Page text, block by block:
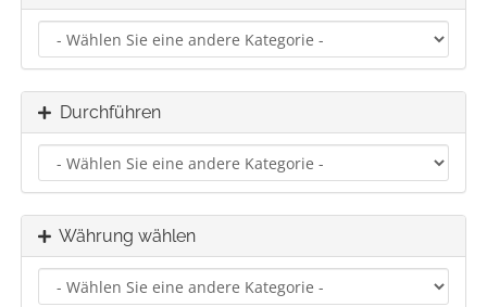
Durchführen
Währung wählen